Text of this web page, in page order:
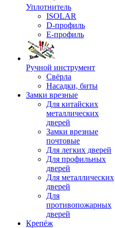
Уплотнитель
ISOLAR
D-профиль
Е-профиль
Ручной инструмент
Свёрла
Насадки, биты
Замки врезные
Для китайских
металлических
дверей
Замки врезные
почтовые
Для легких дверей
Для профильных
дверей
Для металлических
дверей
Для
противопожарных
дверей
Крепёж